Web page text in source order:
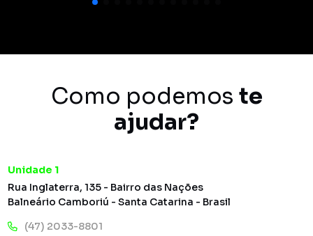
Como podemos te
ajudar?
Unidade 1
Rua Inglaterra, 135 - Bairro das Nações
Balneário Camboriú - Santa Catarina - Brasil
(47) 2033-8801